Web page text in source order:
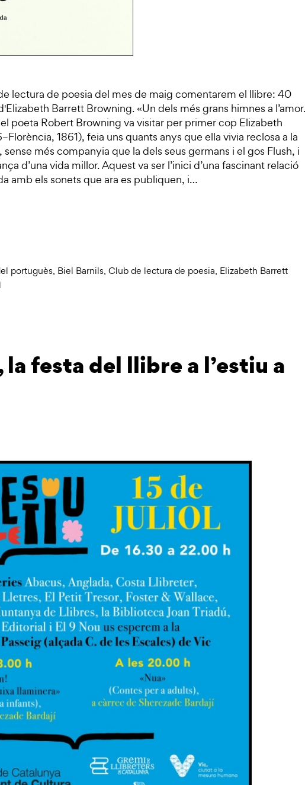
lectura de poesia del mes de maig comentarem el llibre: 40
Barrett Browning. «Un dels més grans himnes a l’amor.
poeta Robert Browning va visitar per primer cop Elizabeth
1861), feia uns quants anys que ella vivia reclosa a la
sense més companyia que la dels seus germans i el gos Flush, i
d’una vida millor. Aquest va ser l’inici d’una fascinant relació
amb els sonets que ara es publiquen, i…
portuguès, Biel Barnils, Club de lectura de poesia, Elizabeth Barrett
festa del llibre a l’estiu a